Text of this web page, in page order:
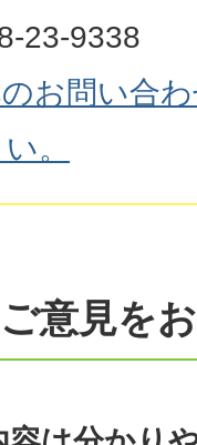
23-9338
お問い合
。
意見を